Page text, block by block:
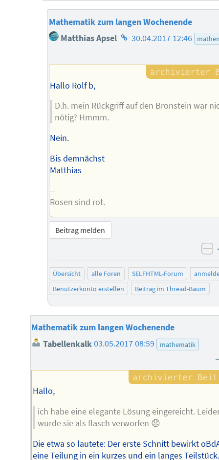
Mathematik zum langen Wochenende
Matthias Apsel Homepage
Autors
30.04.2017 12:46
Hallo Rolf b,
D.h. mein Rückgriff auf den Bronstein war
nötig? Hmmm.
Nein.
Bis demnächst
Matthias
--
Rosen sind rot.
Beitrag melden
Übersicht alle Foren SELFHTML-Forum
Benutzerkonto erstellen
Beitrag im Thread-Baum
Mathematik zum langen Wochenende
Tabellenkalk03.05.2017 08:59 mathematik
Hallo,
ich habe eine elegante Lösung eingereicht.
wurde sie als flasch verworfen 😟
Die etwa so lautete: Der erste Schnitt bewirkt
eine Teilung in ein kurzes und ein langes